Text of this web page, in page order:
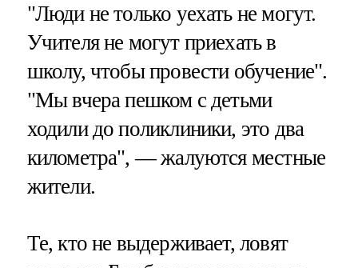
"Люди не только уехать не могут.
Учителя не могут приехать в
школу, чтобы провести обучение".
"Мы вчера пешком с детьми
ходили до поликлиники, это два
километра", — жалуются местные
жители.
Те, кто не выдерживает, ловят